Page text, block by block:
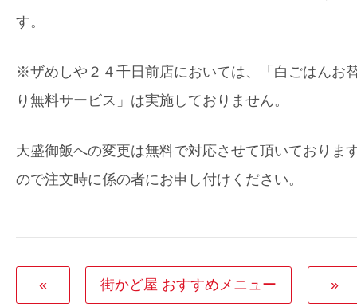
す。
※ザめしや２４千日前店においては、「白ごはんお
り無料サービス」は実施しておりません。
大盛御飯への変更は無料で対応させて頂いておりま
ので注文時に係の者にお申し付けください。
« 街かど屋 おすすめメニュー »